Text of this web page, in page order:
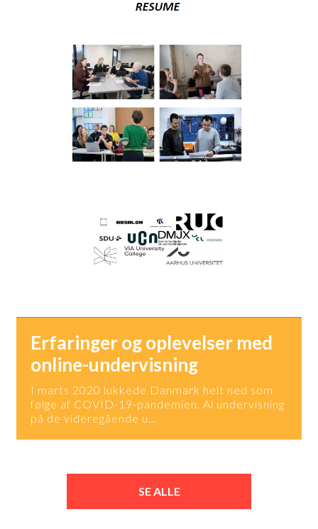
Erfaringer og oplevelser med
online-undervisning
I marts 2020 lukkede Danmark helt ned som
følge af COVID-19-pandemien. Al undervisning
på de videregående u…
SE ALLE